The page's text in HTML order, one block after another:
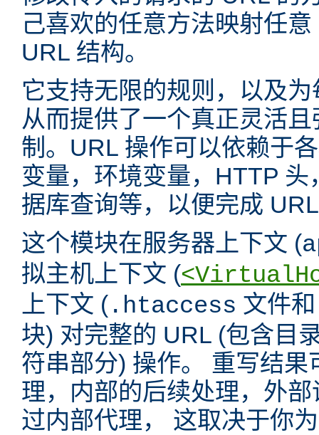
己喜欢的任意方法映射任
URL 结构。
它支持无限的规则，以及
从而提供了一个真正灵活
制。URL 操作可以依赖于
变量，环境变量，HTTP
据库查询等，以便完成
这个模块在服务器上下文 (
拟主机上下文 (
上下文 ( .htaccess 文件
块) 对完整的 URL (包含目
符串部分) 操作。 重写结
理，内部的后续处理，外
过内部代理， 这取决于你